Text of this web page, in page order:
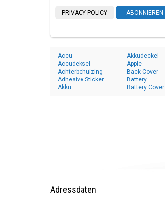
PRIVACY POLICY ABONNIEREN
Accu
Accudeksel
Achterbehuizing
Adhesive Sticker
Akku
Akkudeckel
Apple
Back Cover
Battery
Battery Cover
Adressdaten